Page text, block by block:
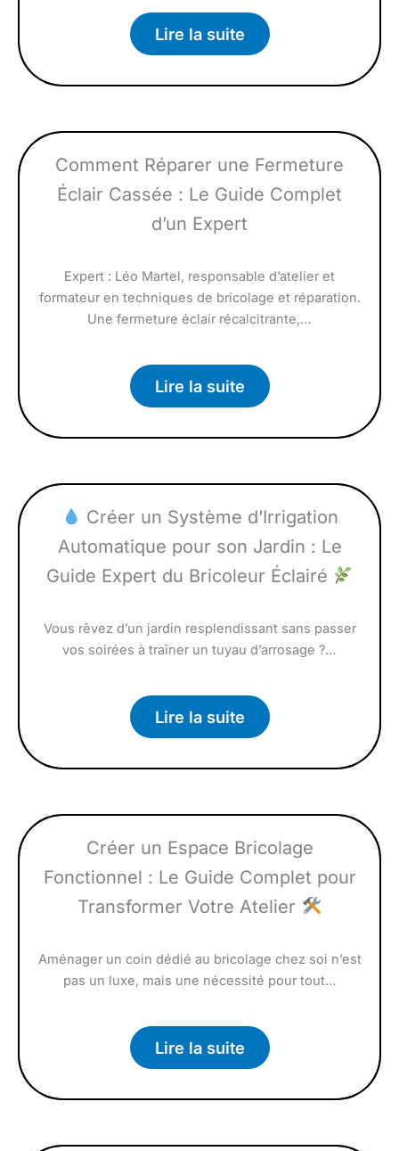
Lire la suite
Comment Réparer une Fermeture
Éclair Cassée : Le Guide Complet
d’un Expert
Expert : Léo Martel, responsable d’atelier et
formateur en techniques de bricolage et réparation.
Une fermeture éclair récalcitrante,…
Lire la suite
Créer un Système d’Irrigation
Automatique pour son Jardin : Le
Guide Expert du Bricoleur Éclairé
Vous rêvez d’un jardin resplendissant sans passer
vos soirées à traîner un tuyau d’arrosage ?…
Lire la suite
Créer un Espace Bricolage
Fonctionnel : Le Guide Complet pour
Transformer Votre Atelier
Aménager un coin dédié au bricolage chez soi n’est
pas un luxe, mais une nécessité pour tout…
Lire la suite